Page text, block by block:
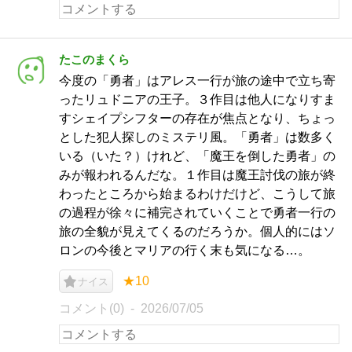
たこのまくら
今度の「勇者」はアレス一行が旅の途中で立ち寄
ったリュドニアの王子。３作目は他人になりすま
すシェイプシフターの存在が焦点となり、ちょっ
とした犯人探しのミステリ風。「勇者」は数多く
いる（いた？）けれど、「魔王を倒した勇者」の
みが報われるんだな。１作目は魔王討伐の旅が終
わったところから始まるわけだけど、こうして旅
の過程が徐々に補完されていくことで勇者一行の
旅の全貌が見えてくるのだろうか。個人的にはソ
ロンの今後とマリアの行く末も気になる…。
ナイス ★10
コメント(0) 2026/07/05